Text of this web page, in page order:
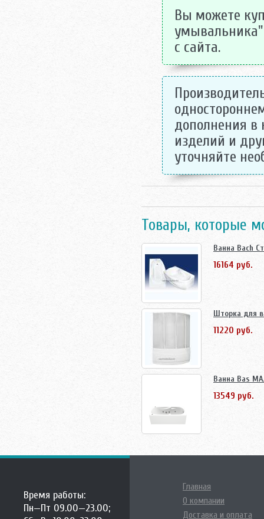
Вы можете
умывальника"
с сайта.
дополнения
изделий и
уточняйте
Товары, которые
Ванна Bach
16164 руб.
Шторка для
11220 руб.
Ванна Bas
13549 руб.
Время работы:
Пн—Пт 09.00—23.00;
Главная
О компании
Доставка и оплата